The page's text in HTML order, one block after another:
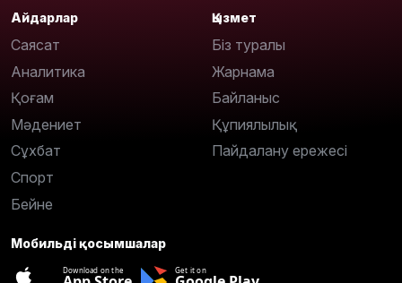
Айдарлар
Саясат
Аналитика
Қоғам
Мәдениет
Сұхбат
Спорт
Бейне
Қызмет
Біз туралы
Жарнама
Байланыс
Құпиялылық
Пайдалану ережесі
Мобильді қосымшалар
Download on the Get it on